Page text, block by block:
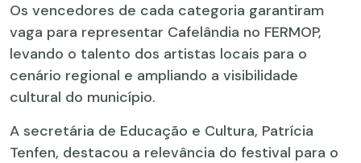
Os vencedores de cada categoria garantiram
vaga para representar Cafelândia no FERMOP,
levando o talento dos artistas locais para o
cenário regional e ampliando a visibilidade
cultural do município.
A secretária de Educação e Cultura, Patrícia
Tenfen, destacou a relevância do festival para o